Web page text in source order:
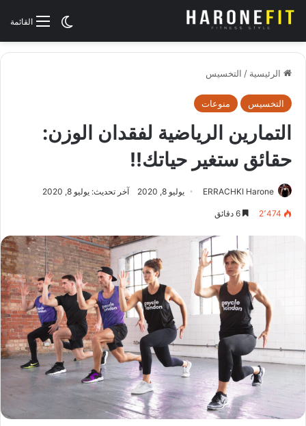
القائمةالوضع
الرئيسية / التخسيس
التخسيس منوعات
التمارين الرياضية لفقدان الوزن:
حقائق ستغير حياتك!!
ERRACHKI Harone يوليو 8, 2020 آخر تحديث: يوليو 8, 2020
2٬474